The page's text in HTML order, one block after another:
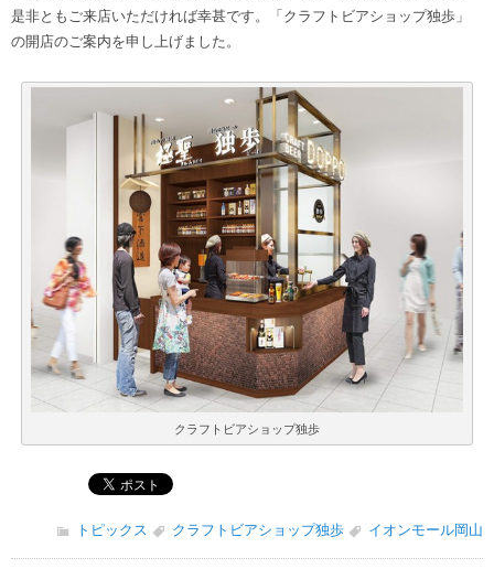
是非ともご来店いただければ幸甚です。「クラフトビアショップ独歩」
の開店のご案内を申し上げました。
クラフトビアショップ独歩
トピックス クラフトビアショップ独歩 イオンモール岡山